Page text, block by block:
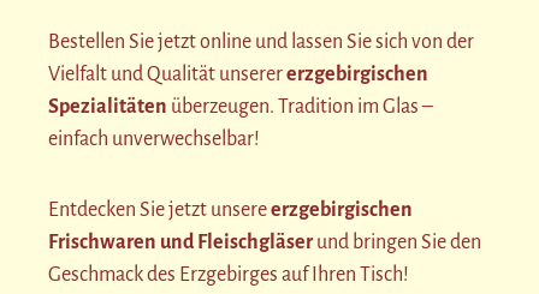
Bestellen Sie jetzt online und lassen Sie sich von der
Vielfalt und Qualität unserererzgebirgischen
Spezialitäten überzeugen. Tradition im Glas –
einfach unverwechselbar!
Entdecken Sie jetzt unsereerzgebirgischen
Frischwaren und Fleischgläserund bringen Sie den
Geschmack des Erzgebirges auf Ihren Tisch!